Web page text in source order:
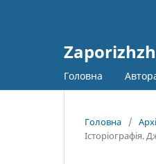
Головна
Головна /
Історіографія.